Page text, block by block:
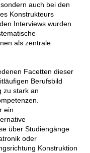
auch bei den
Konstrukteurs
Interviews wurden
als zentrale
Facetten dieser
Berufsbild
zu stark an
ein
über Studiengänge
oder
Konstruktion